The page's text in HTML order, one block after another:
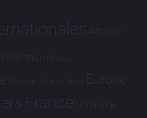
Afrique
Bioéthique Brève
Dialogues France-Brésil Europe
France Hommage